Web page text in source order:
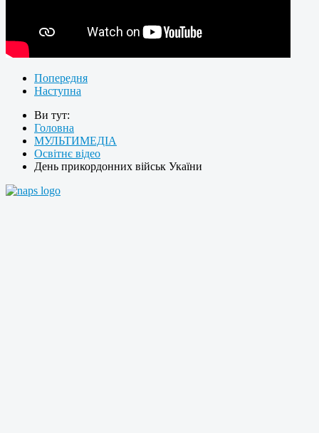
Попередня
Наступна
Ви тут:
Головна
МУЛЬТИМЕДІА
Освітнє відео
День прикордонних військ Укаїни